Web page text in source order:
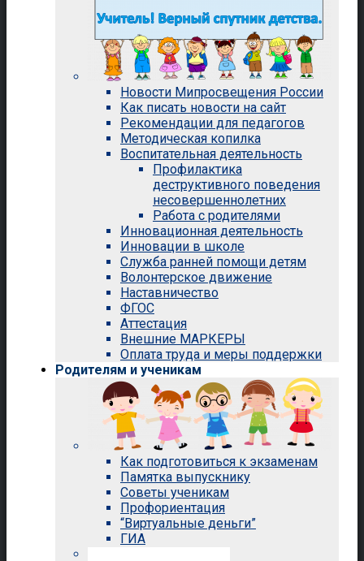
Новости Мипросвещения России
Как писать новости на сайт
Рекомендации для педагогов
Методическая копилка
Воспитательная деятельность
Профилактика
деструктивного поведения
несовершеннолетних
Работа с родителями
Инновационная деятельность
Инновации в школе
Служба ранней помощи детям
Волонтерское движение
Наставничество
ФГОС
Аттестация
Внешние МАРКЕРЫ
Оплата труда и меры поддержки
Родителям и ученикам
Как подготовиться к экзаменам
Памятка выпускнику
Советы ученикам
Профориентация
“Виртуальные деньги”
ГИА